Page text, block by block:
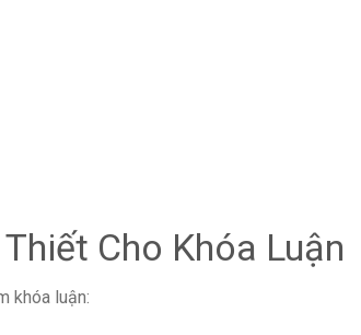
Cho Khóa Luận
khóa luận: